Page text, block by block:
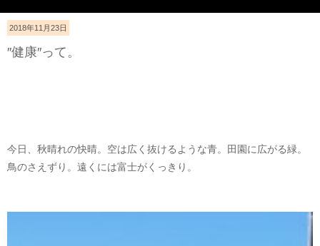
2018年11月23日
″健康″って。
今日、秋晴れの快晴。空は広く抜けるような青。田園に広がる緑。
鳥のさえずり。遠くには富士がくっきり。